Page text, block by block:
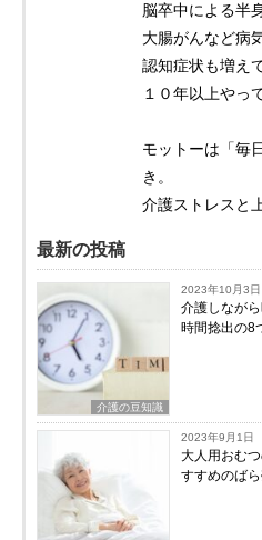
脳卒中による半
大腸がんなど病
認知症状も増え
１０年以上やっ
モットーは「毎
き。
介護ストレスと
最新の投稿
介護の豆知識
2023年10月3日
介護しなが
時間捻出の8
2023年9月1日
大人用おむ
すすめのば